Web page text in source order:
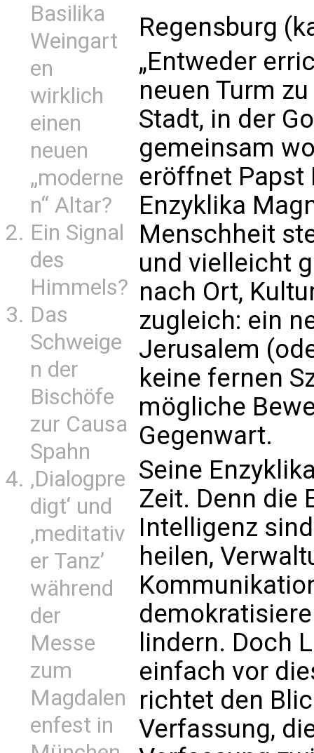
Basilika
Weingart
en
wirklich
einen
neuen
„moderne
n“ Altar?
Ein Signal
des
Himmels?
Das
Schweige
n der
Bischöfe
zur Causa
Spahn
‚Dialogpre
digt‘ und
‚meditativ
er Tanz’
während
der
Messe
zum
Magdalen
enfest in
Regensburg
„Entweder
neuen Turm
Stadt, in der
gemeinsam
eröffnet Papst
Enzyklika
Menschheit
und vielleicht
nach Ort,
zugleich: ein
Jerusalem
keine fernen
mögliche
Gegenwart.
Seine
Zeit. Denn die
Intelligenz
heilen,
lindern. Doch
einfach vor
richtet den
Verfassung,